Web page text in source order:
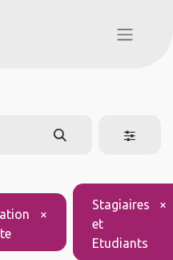
×
Stagiaires
et
Etudiants
×